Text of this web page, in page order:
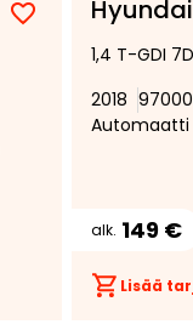
Lisää
suosikiksi
Poista
suosikeista
1,4 T-GDI
2018
Automaatti
alk. 149 €
Lisää